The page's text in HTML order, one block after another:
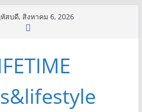
สบดี, สิงหาคม 6, 2026